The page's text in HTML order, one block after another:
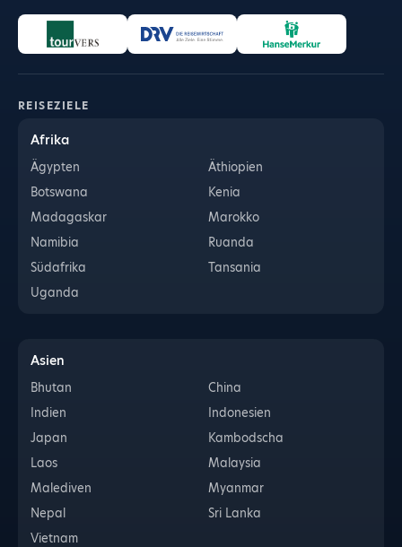
REISEZIELE
Afrika
Ägypten
Äthiopien
Botswana
Kenia
Madagaskar
Marokko
Namibia
Ruanda
Südafrika
Tansania
Uganda
Asien
Bhutan
China
Indien
Indonesien
Japan
Kambodscha
Laos
Malaysia
Malediven
Myanmar
Nepal
Sri Lanka
Vietnam